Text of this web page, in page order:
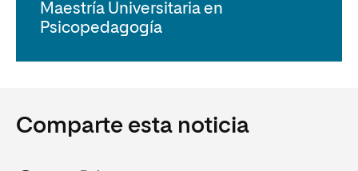
Maestría Universitaria en
Psicopedagogía
Comparte esta noticia